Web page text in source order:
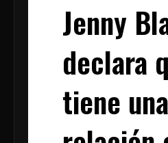
Jenny
declara
tiene una